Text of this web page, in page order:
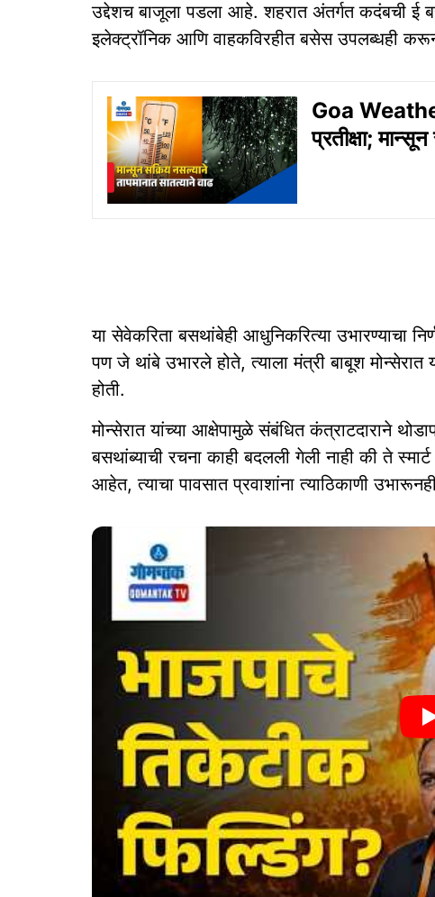
उद्देशच बाजूला पडला आहे. शहरात अंतर्गत कदंबची ई
इलेक्ट्रॉनिक आणि वाहकविरहीत बसेस उपलब्धही
Goa
प्रतीक्षा;
या सेवेकरिता बसथांबेही आधुनिकरित्या उभारण्याचा
पण जे थांबे उभारले होते, त्याला मंत्री बाबूश मोन्सेरात
होती.
मोन्सेरात यांच्या आक्षेपामुळे संबंधित कंत्राटदाराने
बसथांब्याची रचना काही बदलली गेली नाही की ते
आहेत, त्याचा पावसात प्रवाशांना त्याठिकाणी